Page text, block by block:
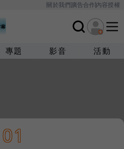
關於我們廣告合作內容授權
專題 影音 活動
01